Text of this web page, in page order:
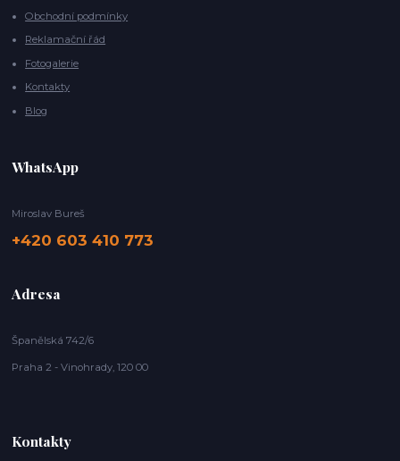
Obchodní podmínky
Reklamační řád
Fotogalerie
Kontakty
Blog
WhatsApp
Miroslav Bureš
+420 603 410 773
Adresa
Španělská 742/6
Praha 2 - Vinohrady, 120 00
Kontakty